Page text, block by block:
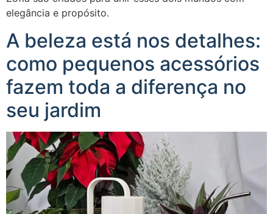
elegância e propósito.
A beleza está nos detalhes:
como pequenos acessórios
fazem toda a diferença no
seu jardim